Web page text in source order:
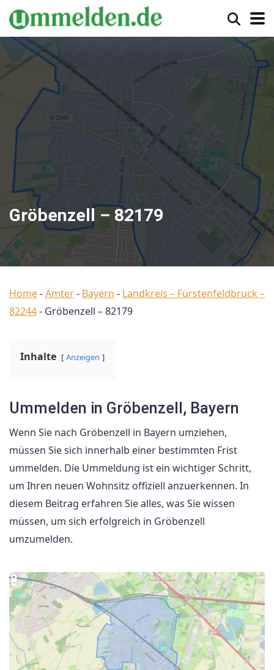
Gröbenzell – 82179
Home-Ämter- Bayern - Landkreis – Fürstenfeldbruck –
82244- Gröbenzell – 82179
Inhalte Anzeigen
Ummelden in Gröbenzell, Bayern
Wenn Sie nach Gröbenzell in Bayern umziehen,
müssen Sie sich innerhalb einer bestimmten Frist
ummelden. Die Ummeldung ist ein wichtiger Schritt,
um Ihren neuen Wohnsitz offiziell anzuerkennen. In
diesem Beitrag erfahren Sie alles, was Sie wissen
müssen, um sich erfolgreich in Gröbenzell
umzumelden.